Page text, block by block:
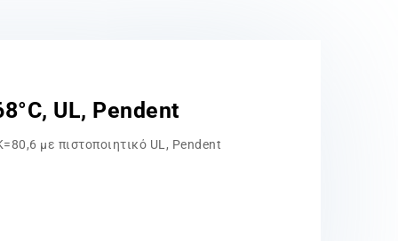
UL, Pendent
με πιστοποιητικό UL, Pendent